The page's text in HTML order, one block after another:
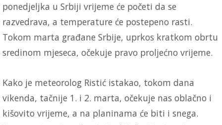
ponedjeljka u Srbiji vrijeme će početi da se
razvedrava, a temperature će postepeno rasti.
Tokom marta građane Srbije, uprkos kratkom obrtu
sredinom mjeseca, očekuje pravo proljećno vrijeme.
Kako je meteorolog Ristić istakao, tokom dana
vikenda, tačnije 1. i 2. marta, očekuje nas oblačno i
kišovito vrijeme, a na planinama će biti i snega.